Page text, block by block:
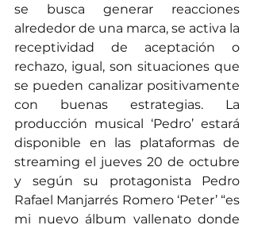
se busca generar reacciones
alrededor de una marca, se activa la
receptividad de aceptación o
rechazo, igual, son situaciones que
se pueden canalizar positivamente
con buenas estrategias. La
producción musical ‘Pedro’ estará
disponible en las plataformas de
streaming el jueves 20 de octubre
y según su protagonista Pedro
Rafael Manjarrés Romero ‘Peter’ “es
mi nuevo álbum vallenato donde